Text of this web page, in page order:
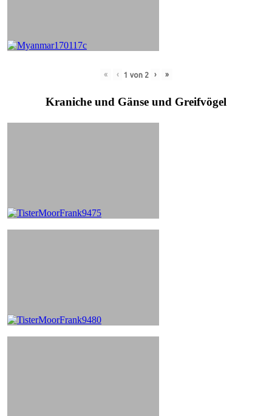
« ‹ 1 von 2 › »
Kraniche und Gänse und Greifvögel